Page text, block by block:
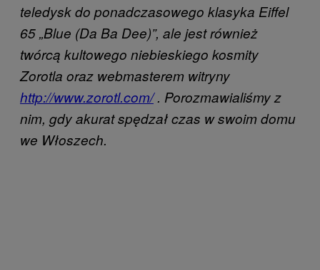
teledysk do ponadczasowego klasyka Eiffel
65 „Blue (Da Ba Dee)”, ale jest również
twórcą kultowego niebieskiego kosmity
Zorotla oraz webmasterem witryny
http://www.zorotl.com/ . Porozmawialiśmy z
nim, gdy akurat spędzał czas w swoim domu
we Włoszech.